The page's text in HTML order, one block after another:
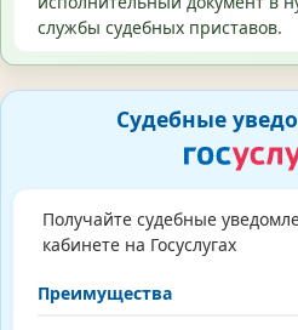
службы судебных приставов.
Судебные
Получайте судебные
кабинете на Госуслугах
Преимущества